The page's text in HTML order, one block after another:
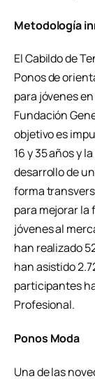
Metodología
El Cabildo de
Ponos de
para jóvenes
Fundación
objetivo es
16 y 35 años y
desarrollo de
forma
para mejorar la
jóvenes al
han realizado
han asistido
participantes
Profesional.
Ponos Moda
Una de las